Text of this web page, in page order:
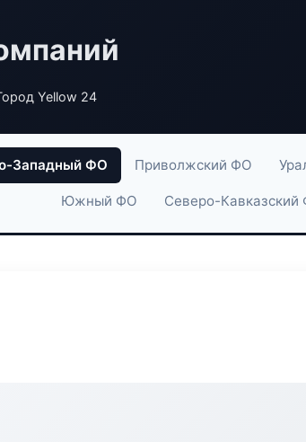
Yellow 24
Западный ФО Приволжский ФО
Южный ФО Северо-Кавказский